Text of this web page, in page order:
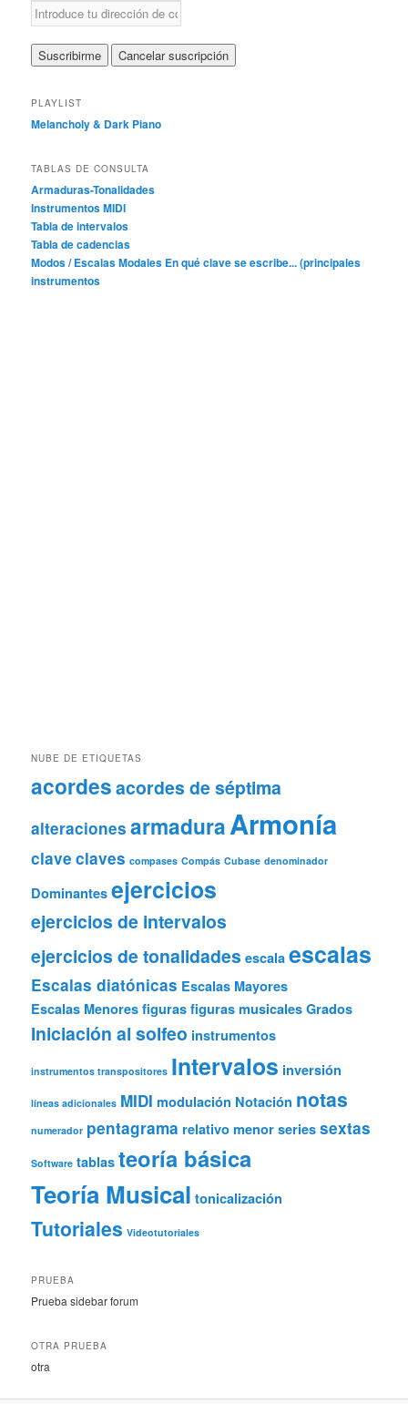
PLAYLIST
Melancholy & Dark Piano
TABLAS DE CONSULTA
Armaduras-Tonalidades
Instrumentos MIDI
Tabla de intervalos
Tabla de cadencias
Modos / Escalas Modales En qué clave se escribe... (principales
instrumentos
NUBE DE ETIQUETAS
acordesacordes de séptima
alteraciones armaduraArmonía
clave claves compases Compás Cubase denominador
Dominantes ejercicios
ejercicios de intervalos
ejercicios de tonalidades escala escalas
Escalas diatónicas Escalas Mayores
Escalas Menores figuras figuras musicales Grados
Iniciación al solfeo instrumentos
instrumentos transpositores Intervalos inversión
líneas adicionales MIDI modulación Notación notas
numerador pentagrama relativo menor series sextas
Software tablas teoría básica
Teoría Musical tonicalización
Tutoriales Videotutoriales
PRUEBA
Prueba sidebar forum
OTRA PRUEBA
otra